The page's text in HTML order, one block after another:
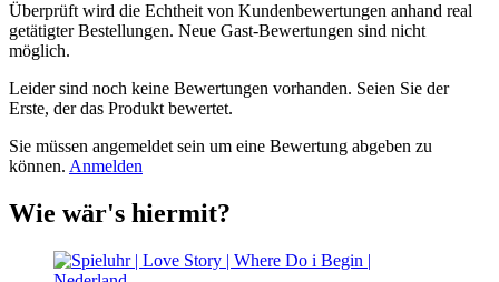
Überprüft wird die Echtheit von Kundenbewertungen anhand real
getätigter Bestellungen. Neue Gast-Bewertungen sind nicht
möglich.
Leider sind noch keine Bewertungen vorhanden. Seien Sie der
Erste, der das Produkt bewertet.
Sie müssen angemeldet sein um eine Bewertung abgeben zu
können. Anmelden
Wie wär's hiermit?